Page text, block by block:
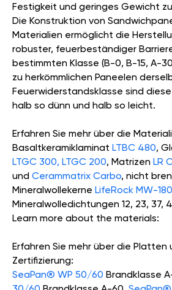
Festigkeit und geringes Gewicht
Die Konstruktion von
Materialien ermöglicht die
robuster, feuerbeständiger
bestimmten Klasse (B-0, B-15, A-
zu herkömmlichen Paneelen
Feuerwiderstandsklasse sind
halb so dünn und halb so leicht.
Erfahren Sie mehr über die
Basaltkeramiklaminat LTBC 480,
LTGC 300, LTGC 200, Matrizen LR
und Cerammatrix Carbo, nicht
Mineralwollekerne LifeRock MW-180
Mineralwolledichtungen 12, 23, 37,
Learn more about the materials:
Erfahren Sie mehr über die Platten
Zertifizierung:
SeaPan® WP 50/60 Brandklasse